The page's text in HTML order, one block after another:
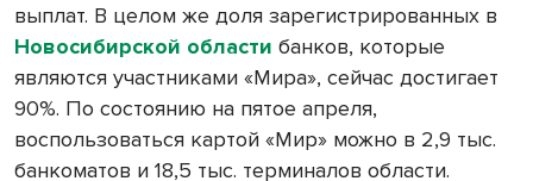
выплат. В целом же доля зарегистрированных в
Новосибирской области банков, которые
являются участниками «Мира», сейчас достигает
90%. По состоянию на пятое апреля,
воспользоваться картой «Мир» можно в 2,9 тыс.
банкоматов и 18,5 тыс. терминалов области.